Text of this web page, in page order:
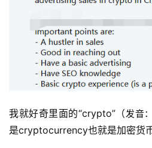
我就好奇里面的“crypto”（发音
是cryptocurrency也就是加密货币